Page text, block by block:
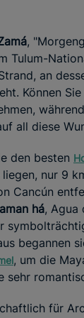
,
Tulum-
an
Können
all diese
den besten
liegen, nur 9
Cancún
há, Agua
begannen
, um die
sehr
für